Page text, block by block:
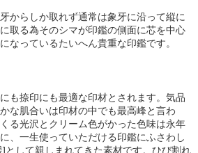
からしか取れず通常は象牙に沿って縦に
取る為そのシマが印鑑の側面に芯を中心
なっているたいへん貴重な印鑑です。
も捺印にも最適な印材とされます。気品
な肌合いは印材の中でも最高峰と言わ
る光沢とクリーム色がかった色味は永年
、一生使っていただける印鑑にふさわし
として親しまれてきた素材です。ひび割れ